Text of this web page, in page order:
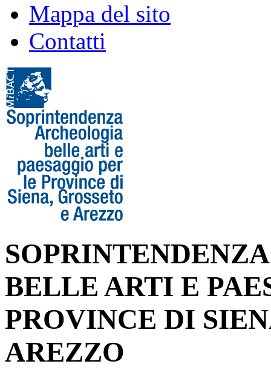
Mappa del sito
Contatti
BELLE ARTI E
PROVINCE DI
AREZZO